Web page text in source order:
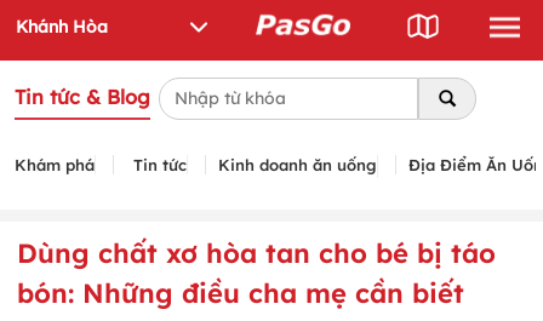
Tin tức & Blog
Khám phá Tin tức Kinh doanh ăn uống Địa Điểm Ăn
Dùng chất xơ hòa tan cho bé bị táo
bón: Những điều cha mẹ cần biết